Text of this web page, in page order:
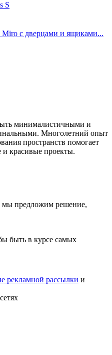
S
с дверцами и ящиками...
минималистичными и
Многолетний опыт
пространств помогает
и красивые проекты.
мы предложим решение,
быть в курсе самых
рекламной рассылки и